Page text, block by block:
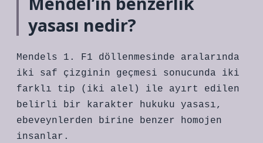
yasası nedir?
Mendels 1. F1 döllenmesinde aralarında
iki saf çizginin geçmesi sonucunda iki
farklı tip (iki alel) ile ayırt edilen
belirli bir karakter hukuku yasası,
ebeveynlerden birine benzer homojen
insanlar.